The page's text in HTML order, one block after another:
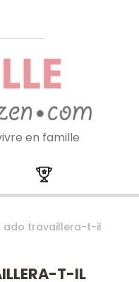
en famille
ado travaillera-t-il
T-IL